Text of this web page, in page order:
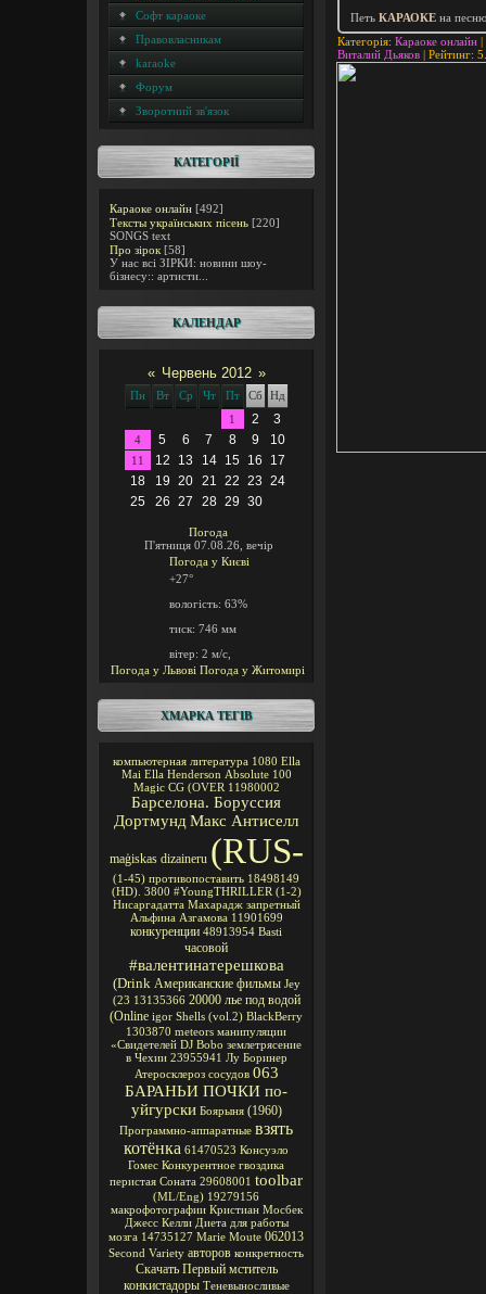
Софт караоке
Правовласникам
karaoke
Форум
Зворотний зв'язок
КАТЕГОРІЇ
Караоке онлайн [492]
Тексты українських пісень [220]
SONGS text
Про зірок [58]
У нас всі ЗІРКИ: новини шоу-
бізнесу:: артисти...
КАЛЕНДАР
« Червень 2012 »
Пн Вт Ср Чт Пт Сб
Нд
1
2 3
4 5 6 7 8 9 10
11 12 13 14 15 16
17
18
19 20 21 22 23 24
25
26 27 28 29 30
Погода
П'ятниця 07.08.26, вечір
Погода у Києві
+27°
вологість: 63%
тиск: 746 мм
вітер: 2 м/с,
Погода у Львові Погода у Житомирі
ХМАРКА ТЕГІВ
компьютерная литература 1080 Ella
Mai Ella Henderson Absolute 100
Magic CG (OVER 11980002
Барселона. Боруссия
Дортмунд Макс Антиселл
maģiskas dizaineru (RUS-
(1-45) противопоставить 18498149
(HD). 3800 #YoungTHRILLER (1-2)
Нисаргадатта Махарадж запретный
Альфина Азгамова 11901699
конкуренции 48913954 Basti
часовой
#валентинатерешкова
(Drink Американские фильмы Jey
(23 13135366 20000 лье под водой
(Online igor Shells (vol.2) BlackBerry
1303870 meteors манипуляции
«Свидетелей DJ Bobo землетрясение
в Чехии 23955941 Лу Боринер
Атеросклероз сосудов 063
БАРАНЬИ ПОЧКИ по-
уйгурски Боярыня (1960)
Программно-аппаратные взять
котёнка 61470523 Консуэло
Гомес Конкурентное гвоздика
перистая Соната 29608001 toolbar
(ML/Eng) 19279156
макрофотографии Кристиан Мосбек
Джесс Келли Диета для работы
мозга 14735127 Marie Moute 062013
Second Variety авторов конкретность
Скачать Первый мститель
конкистадоры Теневыносливые
Петь КАРАОКЕ на
Категорія: Караоке онлайн |
Виталий Дьяков | Рейтинг: